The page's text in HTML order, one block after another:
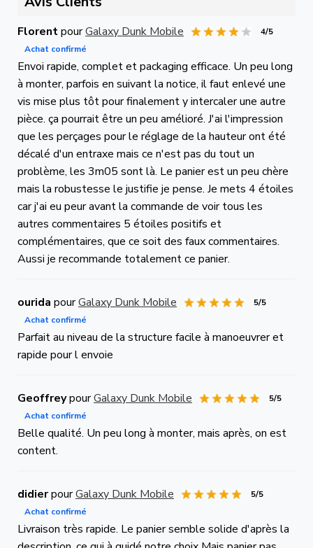
FlorentpourGalaxy Dunk Mobile
4/5
Achat confirmé
Envoi rapide, complet et packaging efficace. Un peu long
à monter, parfois en suivant la notice, il faut enlevé une
vis mise plus tôt pour finalement y intercaler une autre
pièce. ça pourrait être un peu amélioré. J'ai l'impression
que les perçages pour le réglage de la hauteur ont été
décalé d'un entraxe mais ce n'est pas du tout un
problème, les 3m05 sont là. Le panier est un peu chère
mais la robustesse le justifie je pense. Je mets 4 étoiles
car j'ai eu peur avant la commande de voir tous les
autres commentaires 5 étoiles positifs et
complémentaires, que ce soit des faux commentaires.
Aussi je recommande totalement ce panier.
ourida pourGalaxy Dunk Mobile
5/5
Achat confirmé
Parfait au niveau de la structure facile à manoeuvrer et
rapide pour l envoie
GeoffreypourGalaxy Dunk Mobile
5/5
Achat confirmé
Belle qualité. Un peu long à monter, mais après, on est
content.
didierpourGalaxy Dunk Mobile
5/5
Achat confirmé
Livraison très rapide. Le panier semble solide d'après la